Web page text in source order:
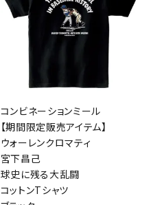
コンビネーションミール
【期間限定販売アイテム】
ウォーレンクロマティ
宮下昌己
球史に残る大乱闘
コットンTシャツ